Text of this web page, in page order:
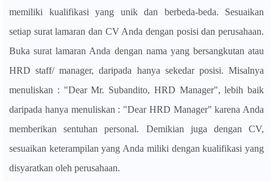
memiliki kualifikasi yang unik dan berbeda-beda. Sesuaikan
setiap surat lamaran dan CV Anda dengan posisi dan perusahaan.
Buka surat lamaran Anda dengan nama yang bersangkutan atau
HRD staff/ manager, daripada hanya sekedar posisi. Misalnya
menuliskan : "Dear Mr. Subandito, HRD Manager", lebih baik
daripada hanya menuliskan : "Dear HRD Manager" karena Anda
memberikan sentuhan personal. Demikian juga dengan CV,
sesuaikan keterampilan yang Anda miliki dengan kualifikasi yang
disyaratkan oleh perusahaan.